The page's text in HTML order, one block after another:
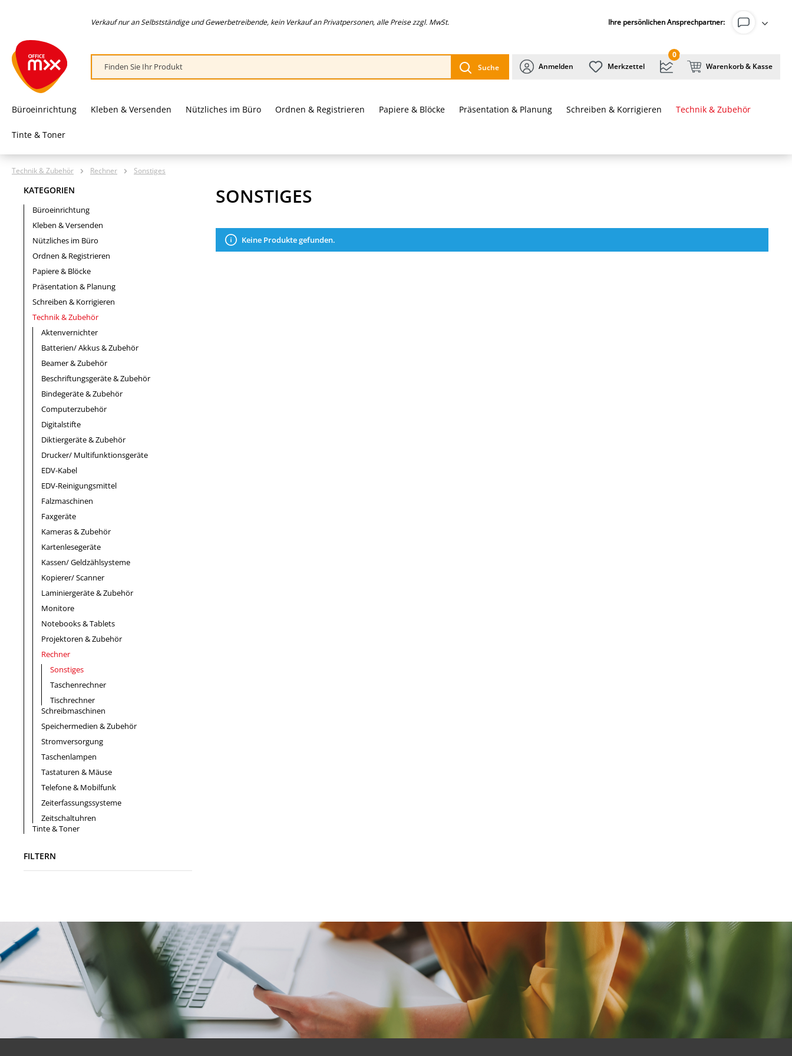
Verkauf nur an Selbstständige und Gewerbetreibende, kein Verkauf an Privatpersonen, alle Preise zzgl. MwSt. Ihre persönlichen Ansprechpartner:
Suche Anmelden Merkzettel
0
Warenkorb & Kasse
Büroeinrichtung Kleben & Versenden Nützliches im Büro Ordnen & Registrieren Papiere & Blöcke Präsentation & Planung Schreiben & Korrigieren Technik & Zubehör
Tinte & Toner
Technik & Zubehör Rechner Sonstiges
KATEGORIEN
Büroeinrichtung
Kleben & Versenden
Nützliches im Büro
Ordnen & Registrieren
Papiere & Blöcke
Präsentation & Planung
Schreiben & Korrigieren
Technik & Zubehör
Aktenvernichter
Batterien/ Akkus & Zubehör
Beamer & Zubehör
Beschriftungsgeräte & Zubehör
Bindegeräte & Zubehör
Computerzubehör
Digitalstifte
Diktiergeräte & Zubehör
Drucker/ Multifunktionsgeräte
EDV-Kabel
EDV-Reinigungsmittel
Falzmaschinen
Faxgeräte
Kameras & Zubehör
Kartenlesegeräte
Kassen/ Geldzählsysteme
Kopierer/ Scanner
Laminiergeräte & Zubehör
Monitore
Notebooks & Tablets
Projektoren & Zubehör
Rechner
Sonstiges
Taschenrechner
Tischrechner
Schreibmaschinen
Speichermedien & Zubehör
Stromversorgung
Taschenlampen
Tastaturen & Mäuse
Telefone & Mobilfunk
Zeiterfassungssysteme
Zeitschaltuhren
Tinte & Toner
FILTERN
SONSTIGES
Keine Produkte gefunden.